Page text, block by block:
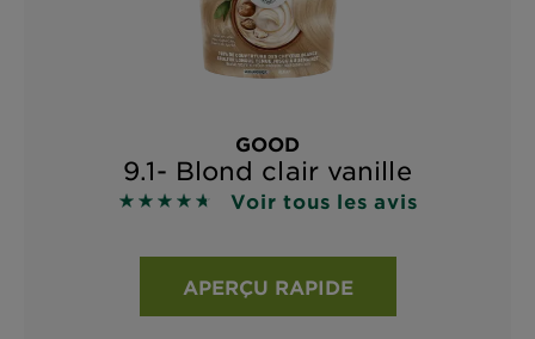
GOOD
9.1- Blond clair vanille
4.6878 sur 5 étoiles basé sur les avis
Voir tous les avis
APERÇU RAPIDE